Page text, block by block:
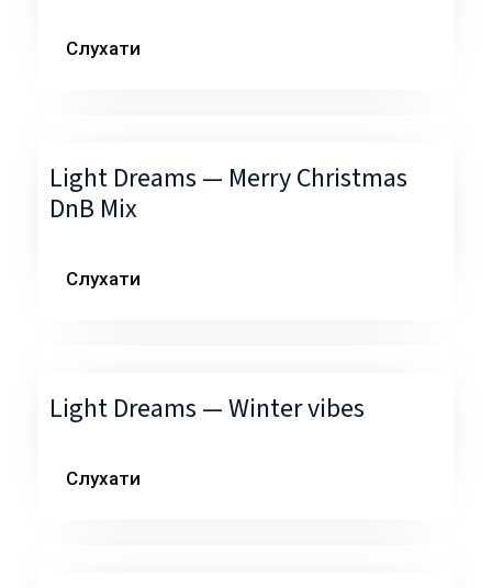
Слухати
Light Dreams — Merry Christmas
DnB Mix
Слухати
Light Dreams — Winter vibes
Слухати